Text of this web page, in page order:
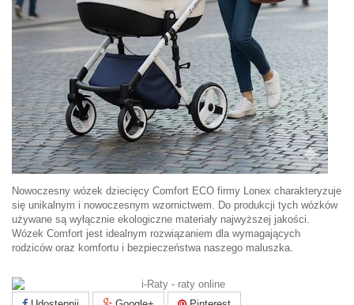
Nowoczesny wózek dziecięcy Comfort ECO firmy Lonex charakteryzuje
się unikalnym i nowoczesnym wzornictwem. Do produkcji tych wózków
używane są wyłącznie ekologiczne materiały najwyższej jakości.
Wózek Comfort jest idealnym rozwiązaniem dla wymagających
rodziców oraz komfortu i bezpieczeństwa naszego maluszka.